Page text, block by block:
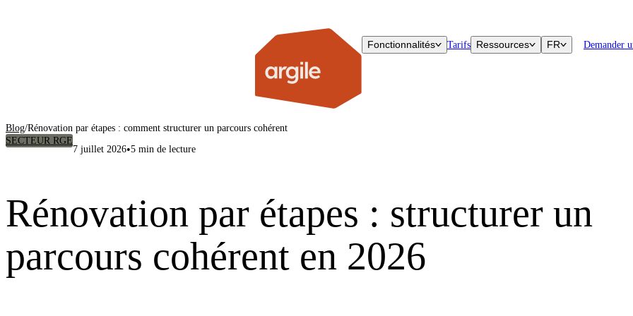
Fonctionnalités Tarifs Ressources FR Demander
Blog/Rénovation par étapes : comment structurer un parcours cohérent
SECTEUR RGE
7 juillet 2026•5 min de lecture
Rénovation par étapes : structurer un
parcours cohérent en 2026